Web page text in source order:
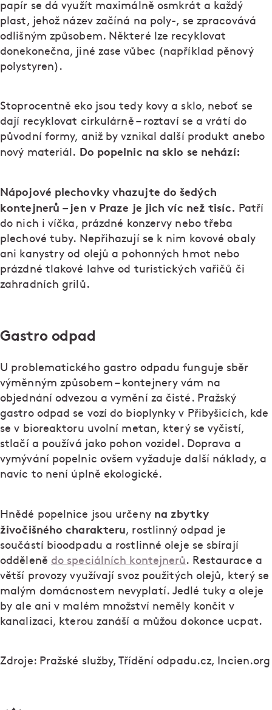
papír se dá využít maximálně osmkrát a každý
plast, jehož název začíná na poly-, se zpracovává
odlišným způsobem. Některé lze recyklovat
donekonečna, jiné zase vůbec (například pěnový
polystyren).
Stoprocentně eko jsou tedy kovy a sklo, neboť se
dají recyklovat cirkulárně – roztaví se a vrátí do
původní formy, aniž by vznikal další produkt anebo
nový materiál. Do popelnic na sklo se nehází:
Nápojové plechovky vhazujte do šedých
kontejnerů – jen v Praze je jich víc než tisíc. Patří
do nich i víčka, prázdné konzervy nebo třeba
plechové tuby. Nepřihazují se k nim kovové obaly
ani kanystry od olejů a pohonných hmot nebo
prázdné tlakové lahve od turistických vařičů či
zahradních grilů.
Gastro odpad
U problematického gastro odpadu funguje sběr
výměnným způsobem – kontejnery vám na
objednání odvezou a vymění za čisté. Pražský
gastro odpad se vozí do bioplynky v Přibyšicích, kde
se v bioreaktoru uvolní metan, který se vyčistí,
stlačí a používá jako pohon vozidel. Doprava a
vymývání popelnic ovšem vyžaduje další náklady, a
navíc to není úplně ekologické.
Hnědé popelnice jsou určeny na zbytky
živočišného charakteru, rostlinný odpad je
součástí bioodpadu a rostlinné oleje se sbírají
odděleně do speciálních kontejnerů. Restaurace a
větší provozy využívají svoz použitých olejů, který se
malým domácnostem nevyplatí. Jedlé tuky a oleje
by ale ani v malém množství neměly končit v
kanalizaci, kterou zanáší a můžou dokonce ucpat.
Zdroje: Pražské služby, Třídění odpadu.cz, Incien.org